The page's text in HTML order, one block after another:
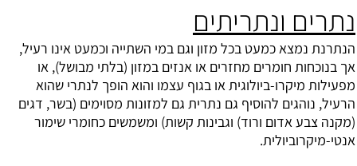
נתרים ונתריתים
הנתרנת נמצא כמעט בכל מזון וגם במי השתייה וכמעט אינו רעיל,
אך בנוכחות חומרים מחזרים או אנזים במזון (בלתי מבושל), או
מפעילות מיקרו-ביולוגית או בגוף עצמו והוא הופך לנתרי שהוא
הרעיל, נוהגים להוסיף גם נתרית גם למזונות מסוימים (בשר, דגים
(מקנה צבע אדום ורוד) וגבינות קשות) ומשמשים כחומרי שימור
אנטי-מיקרוביולית.